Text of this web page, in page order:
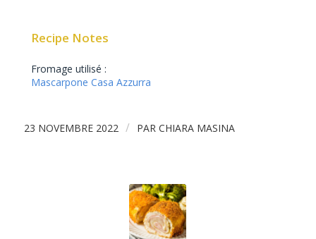
Recipe Notes
Fromage utilisé :
Mascarpone Casa Azzurra
23 NOVEMBRE 2022 / PAR CHIARA MASINA